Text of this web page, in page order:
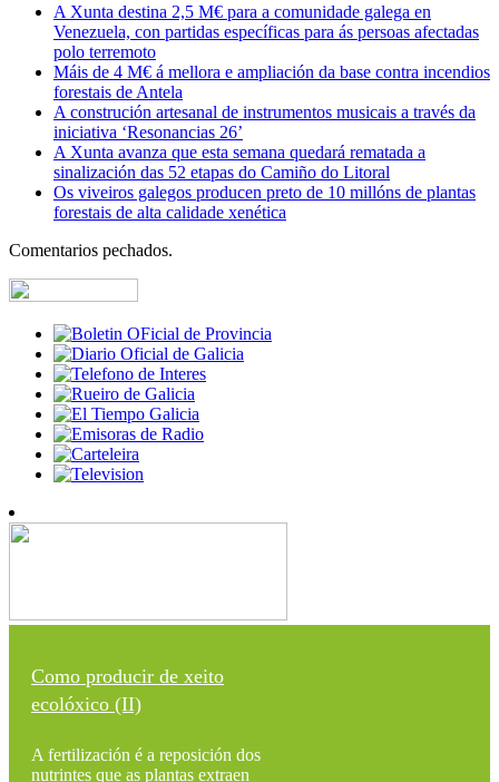
A Xunta destina 2,5 M€ para a comunidade galega en
Venezuela, con partidas específicas para ás persoas afectadas
polo terremoto
Máis de 4 M€ á mellora e ampliación da base contra incendios
forestais de Antela
A construción artesanal de instrumentos musicais a través da
iniciativa ‘Resonancias 26’
A Xunta avanza que esta semana quedará rematada a
sinalización das 52 etapas do Camiño do Litoral
Os viveiros galegos producen preto de 10 millóns de plantas
forestais de alta calidade xenética
Comentarios pechados.
Como producir de xeito
ecolóxico (II)
A fertilización é a reposición dos
nutrintes que as plantas extraen